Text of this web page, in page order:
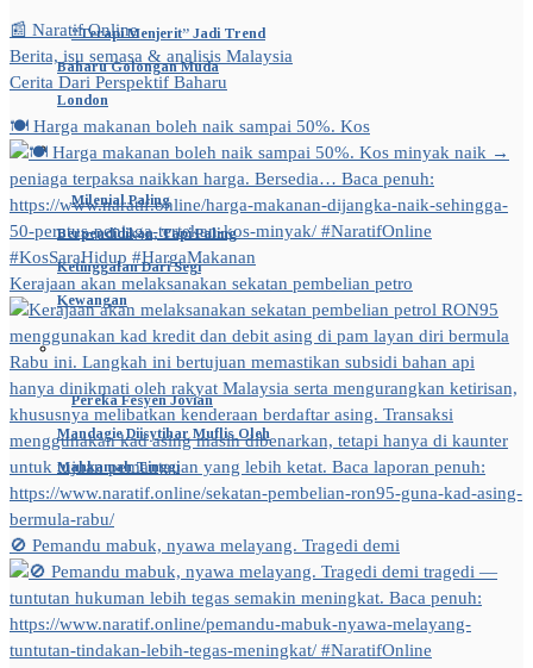
“Terapi Menjerit” Jadi Trend
Baharu Golongan Muda
London
Milenial Paling
Berpendidikan, Tapi Paling
Ketinggalan Dari Segi
Kewangan
Pereka Fesyen Jovian
Mandagie Diisytihar Muflis Oleh
Mahkamah Tinggi
📰 Naratif Online
Berita, isu semasa & analisis Malaysia
Cerita Dari Perspektif Baharu
🍽️ Harga makanan boleh naik sampai 50%. Kos
Kerajaan akan melaksanakan sekatan pembelian petro
🚫 Pemandu mabuk, nyawa melayang. Tragedi demi